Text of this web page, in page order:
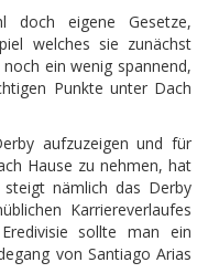
doch eigene Gesetze,
welches sie zunächst
ein wenig spannend,
Punkte unter Dach
aufzuzeigen und für
Hause zu nehmen, hat
nämlich das Derby
Karriereverlaufes
sollte man ein
von Santiago Arias